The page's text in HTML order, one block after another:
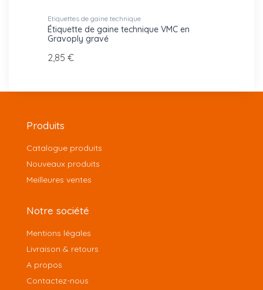
Etiquettes de gaine technique
Étiquette de gaine technique VMC en
Gravoply gravé
2,85 €
Produits
Catalogue produits
Nouveaux produits
Meilleures ventes
Notre société
Mentions légales
Livraison & retours
A propos
Contactez-nous